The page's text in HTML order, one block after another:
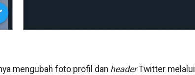
mengubah foto profil dan headerTwitter melalui